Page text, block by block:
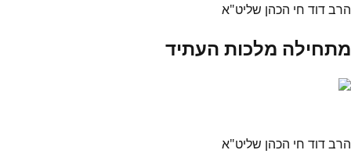
הרב דוד חי הכהן שליט"א
מתחילה מלכות העתיד
הרב דוד חי הכהן שליט"א